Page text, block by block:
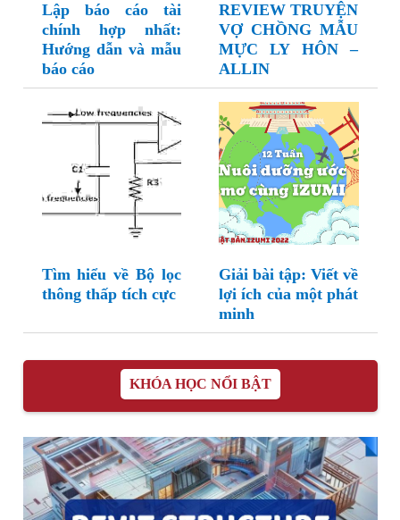
Lập báo cáo tài
chính hợp nhất:
Hướng dẫn và mẫu
báo cáo
REVIEW TRUYỆN
VỢ CHỒNG MẪU
MỰC LY HÔN –
ALLIN
Tìm hiểu về Bộ lọc
thông thấp tích cực
Giải bài tập: Viết về
lợi ích của một phát
minh
KHÓA HỌC NỔI BẬT